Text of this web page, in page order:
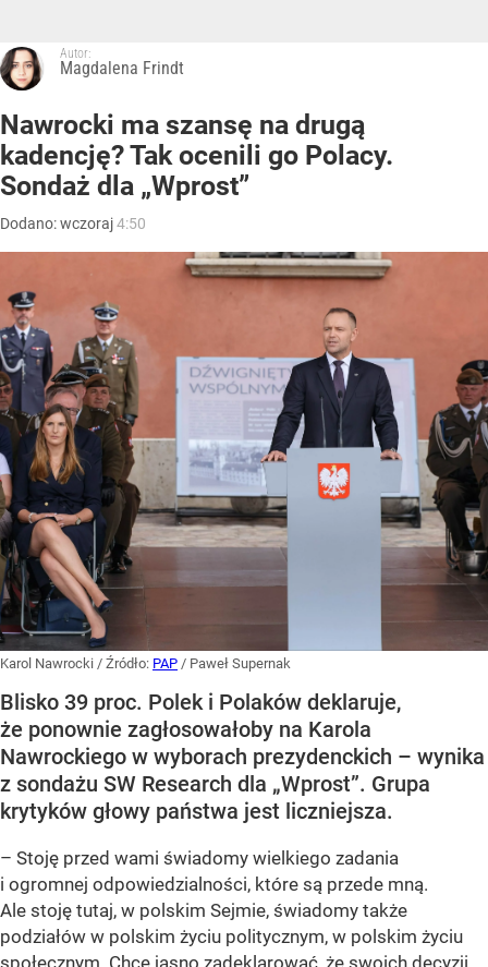
Autor:
Magdalena Frindt
Nawrocki ma szansę na drugą
kadencję? Tak ocenili go Polacy.
Sondaż dla „Wprost”
Dodano:wczoraj4:50
Karol Nawrocki / Źródło: PAP / Paweł Supernak
Blisko 39 proc. Polek i Polaków deklaruje,
że ponownie zagłosowałoby na Karola
Nawrockiego w wyborach prezydenckich – wynika
z sondażu SW Research dla „Wprost”. Grupa
krytyków głowy państwa jest liczniejsza.
– Stoję przed wami świadomy wielkiego zadania
i ogromnej odpowiedzialności, które są przede mną.
Ale stoję tutaj, w polskim Sejmie, świadomy także
podziałów w polskim życiu politycznym, w polskim życiu